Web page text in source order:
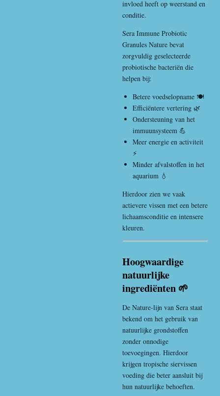
invloed heeft op weerstand en
conditie.
Sera Immune Probiotic
Granules Nature bevat
zorgvuldig geselecteerde
probiotische bacteriën die
helpen bij:
Betere voedselopname 🍽️
Efficiëntere vertering 🌿
Ondersteuning van het
immuunsysteem 💪
Meer energie en activiteit
⚡
Minder afvalstoffen in het
aquarium 💧
Hierdoor zien we vaak
actievere vissen met een betere
lichaamsconditie en intensere
kleuren.
Hoogwaardige
natuurlijke
ingrediënten 🌱
De Nature-lijn van Sera staat
bekend om het gebruik van
natuurlijke grondstoffen
zonder onnodige
toevoegingen. Hierdoor
krijgen tropische siervissen
voeding die beter aansluit bij
hun natuurlijke behoeften.